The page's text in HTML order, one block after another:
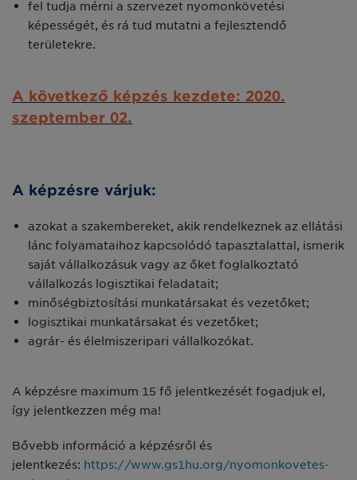
fel tudja mérni a szervezet nyomonkövetési
képességét, és rá tud mutatni a fejlesztendő
területekre.
A következő képzés kezdete: 2020.
szeptember 02.
A képzésre várjuk:
azokat a szakembereket, akik rendelkeznek az ellátási
lánc folyamataihoz kapcsolódó tapasztalattal, ismerik
saját vállalkozásuk vagy az őket foglalkoztató
vállalkozás logisztikai feladatait;
minőségbiztosítási munkatársakat és vezetőket;
logisztikai munkatársakat és vezetőket;
agrár- és élelmiszeripari vállalkozókat.
A képzésre maximum 15 fő jelentkezését fogadjuk el,
így jelentkezzen még ma!
Bővebb információ a képzésről és
jelentkezés: https://www.gs1hu.org/nyomonkovetes-